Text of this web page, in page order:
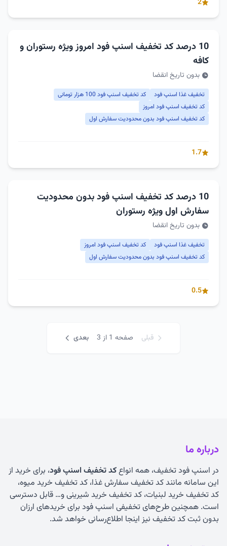
2
10 درصد کد تخفیف اسنپ فود امروز ویژه رستوران و
کافه
بدون تاریخ انقضا
تخفیف غذا اسنپ فود
کد تخفیف اسنپ فود 100 هزار تومانی
کد تخفیف اسنپ فود امروز
کد تخفیف اسنپ فود بدون محدودیت سفارش اول
1.7
10 درصد کد تخفیف اسنپ فود بدون محدودیت
سفارش اول ویژه رستوران
بدون تاریخ انقضا
تخفیف غذا اسنپ فود
کد تخفیف اسنپ فود امروز
کد تخفیف اسنپ فود بدون محدودیت سفارش اول
0.5
قبلی صفحه 1 از 3 بعدی
درباره ما
در اسنپ فود تخفیف، همه انواعکد تخفیف اسنپ فود، برای خرید از
این سامانه مانند کد تخفیف سفارش غذا، کد تخفیف خرید میوه،
کد تخفیف خرید لبنیات، کد تخفیف خرید شیرینی و… قابل دسترسی
است. همچنین طرح‌های تخفیفی اسنپ فود برای خریدهای ارزان
بدون ثبت کد تخفیف نیز اینجا اطلاع‌رسانی خواهد شد.